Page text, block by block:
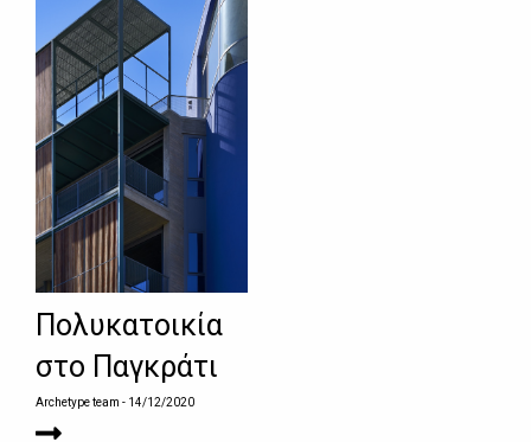
Πολυκατοικία
στο Παγκράτι
Archetype team - 14/12/2020